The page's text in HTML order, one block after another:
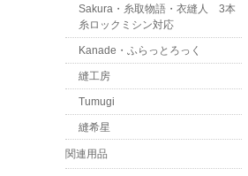
Sakura・糸取物語・衣縫人 3本
糸ロックミシン対応
Kanade・ふらっとろっく
縫工房
Tumugi
縫希星
関連用品